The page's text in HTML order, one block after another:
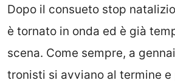
Dopo il consueto stop natalizio
è tornato in onda ed è già
scena. Come sempre, a
tronisti si avviano al termine e